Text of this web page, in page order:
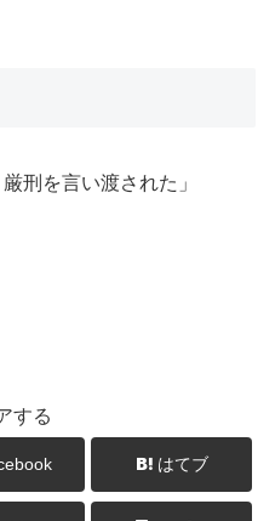
刑を言い渡された」
する
はてブ